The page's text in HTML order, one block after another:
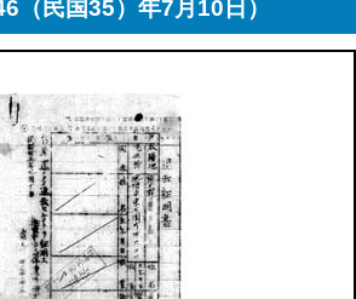
（民国35）年7月10日）